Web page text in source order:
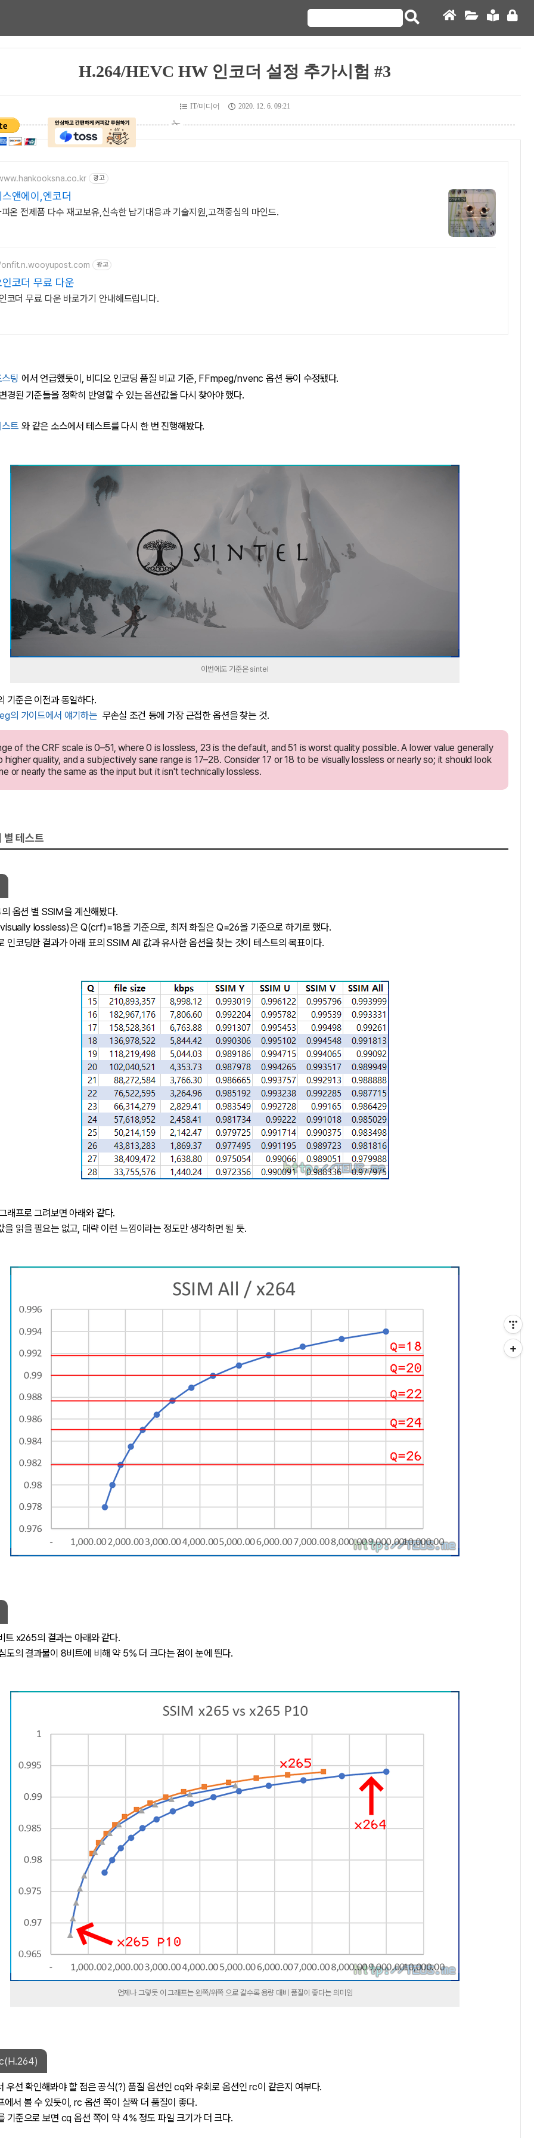
H.264/HEVC HW 인코더 설정 추가시험 #3
IT/미디어 2020. 12. 6. 09:21
광고
앤에이,엔코더
온 전제품 다수 재고보유,신속한 납기대응과 기술지원,고객중심의 마인드.
광고
코더 무료 다운
코더 무료 다운 바로가기 안내해드립니다.
팅 에서 언급했듯이, 비디오 인코딩 품질 비교 기준, FFmpeg/nvenc 옵션 등이 수정됐다.
변경된 기준들을 정확히 반영할 수 있는 옵션값을 다시 찾아야 했다.
트 와 같은 소스에서 테스트를 다시 한 번 진행해봤다.
이번에도 기준은 sintel
기준은 이전과 동일하다.
의 가이드에서 얘기하는 무손실 조건 등에 가장 근접한 옵션을 찾는 것.
of the CRF scale is 0–51, where 0 is lossless, 23 is the default, and 51 is worst quality possible. A lower value generally
higher quality, and a subjectively sane range is 17–28. Consider 17 or 18 to be visually lossless or nearly so; it should look
or nearly the same as the input but it isn't technically lossless.
별 테스트
의 옵션 별 SSIM을 계산해봤다.
(visually lossless)은 Q(crf)=18을 기준으로, 최저 화질은 Q=26을 기준으로 하기로 했다.
로 인코딩한 결과가 아래 표의 SSIM All 값과 유사한 옵션을 찾는 것이 테스트의 목표이다.
그래프로 그려보면 아래와 같다.
값을 읽을 필요는 없고, 대략 이런 느낌이라는 정도만 생각하면 될 듯.
트 x265의 결과는 아래와 같다.
도의 결과물이 8비트에 비해 약 5% 더 크다는 점이 눈에 띈다.
언제나 그렇듯 이 그래프는 왼쪽/위쪽 으로 갈수록 용량 대비 품질이 좋다는 의미임
우선 확인해봐야 할 점은 공식(?) 품질 옵션인 cq와 우회로 옵션인 rc이 같은지 여부다.
프에서 볼 수 있듯이, rc 옵션 쪽이 살짝 더 품질이 좋다.
를 기준으로 보면 cq 옵션 쪽이 약 4% 정도 파일 크기가 더 크다.